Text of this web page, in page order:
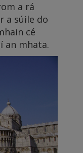
a rá
a súile do
cé
an mhata.